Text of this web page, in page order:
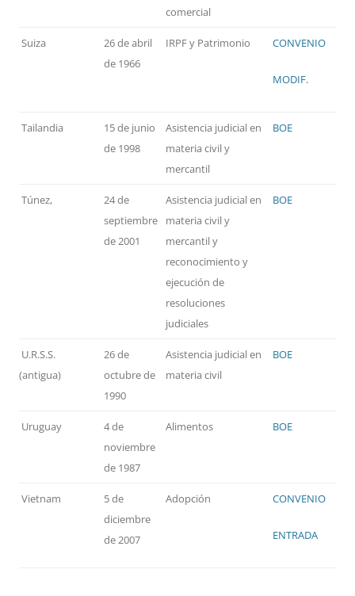
comercial
Suiza
26 de abril
de 1966
IRPF y Patrimonio CONVENIO
MODIF.
Tailandia
15 de junio
de 1998
Asistencia judicial en
materia civil y
mercantil
BOE
Túnez,
24 de
septiembre
de 2001
Asistencia judicial en
materia civil y
mercantil y
reconocimiento y
ejecución de
resoluciones
judiciales
BOE
U.R.S.S.
(antigua)
26 de
octubre de
1990
Asistencia judicial en
materia civil
BOE
Uruguay
4 de
noviembre
de 1987
Alimentos BOE
Vietnam
5 de
diciembre
de 2007
Adopción CONVENIO
ENTRADA